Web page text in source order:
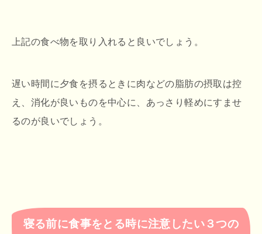
上記の食べ物を取り入れると良いでしょう。
遅い時間に夕食を摂るときに肉などの脂肪の摂取は控
え、消化が良いものを中心に、あっさり軽めにすませ
るのが良いでしょう。
寝る前に食事をとる時に注意したい３つの